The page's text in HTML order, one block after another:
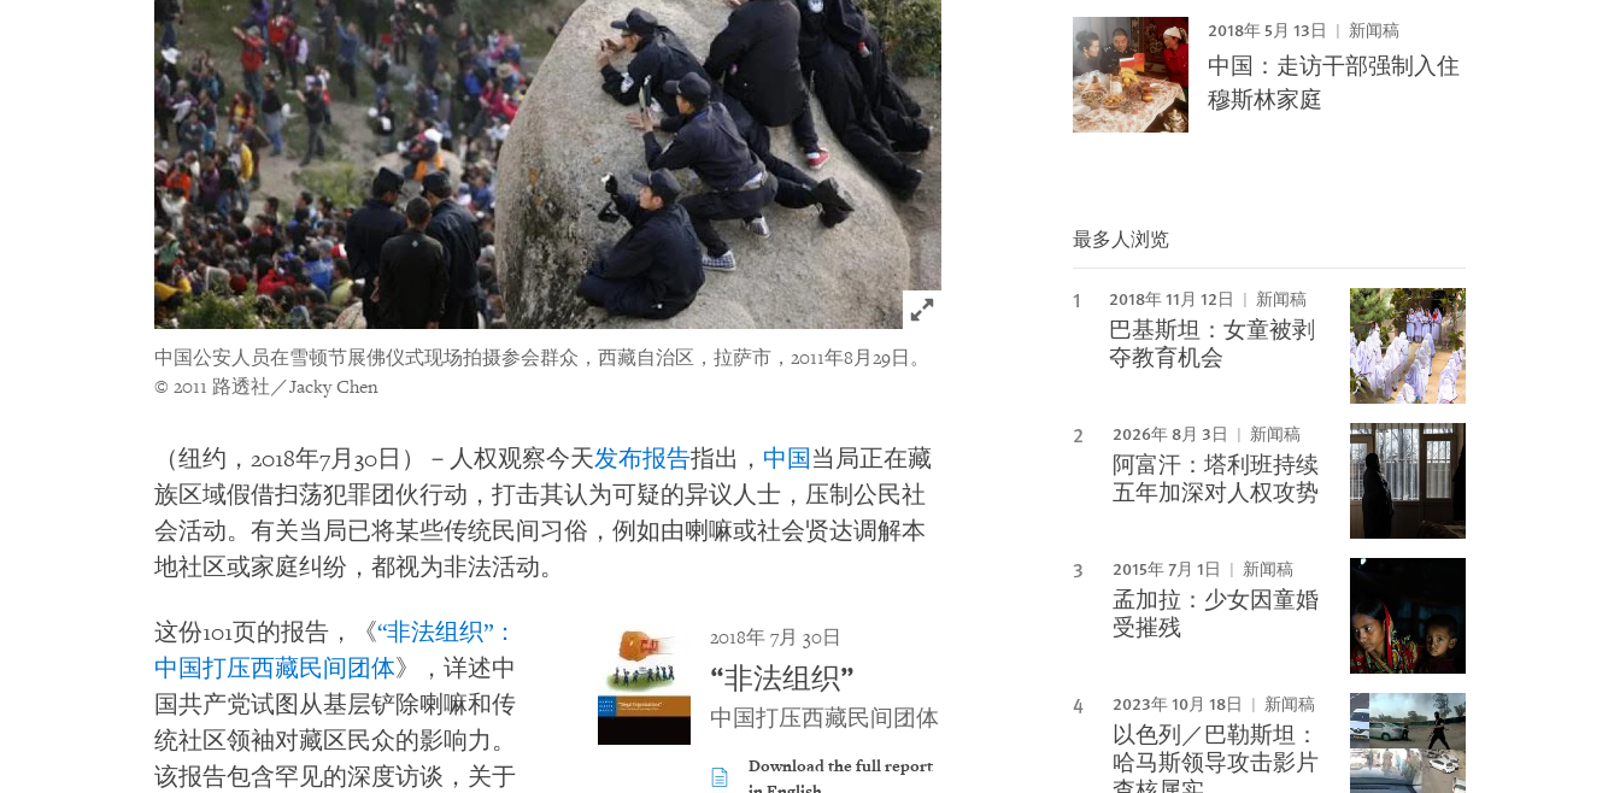
Click to expand Image
中国公安人员在雪顿节展佛仪式现场拍摄参会群众，西藏自治区，拉萨市，2011年8月29日。
© 2011 路透社／Jacky Chen
（纽约，2018年7月30日）－人权观察今天发布报告指出， 中国 当局正在藏
族区域假借扫荡犯罪团伙行动，打击其认为可疑的异议人士，压制公民社
会活动。有关当局已将某些传统民间习俗，例如由喇嘛或社会贤达调解本
地社区或家庭纠纷，都视为非法活动。
2018年 7月 30日
“非法组织”
中国打压西藏民间团体
Download the full report
这份101页的报告，《“非法组织”：
中国打压西藏民间团体》，详述中
国共产党试图从基层铲除喇嘛和传
统社区领袖对藏区民众的影响力。
该报告包含罕见的深度访谈，关于
2018年 5月 13日 新闻稿
中国：走访干部强制入住
穆斯林家庭
最多人浏览
2018年 11月 12日 新闻稿
巴基斯坦：女童被剥
夺教育机会
2026年 8月 3日 新闻稿
阿富汗：塔利班持续
五年加深对人权攻势
2015年 7月 1日 新闻稿
孟加拉：少女因童婚
受摧残
2023年 10月 18日 新闻稿
以色列／巴勒斯坦：
哈马斯领导攻击影片